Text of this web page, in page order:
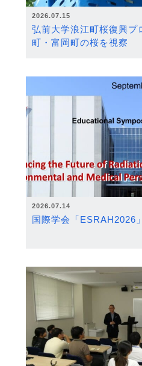
2026.07.15
弘前大学浪江町桜復興
町・富岡町の桜を視察
2026.07.14
国際学会「ESRAH2026